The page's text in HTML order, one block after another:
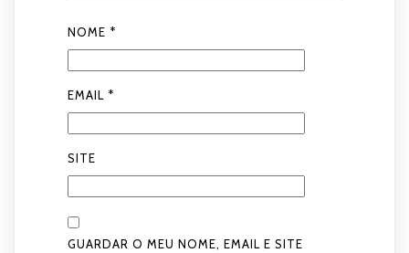
NOME *
EMAIL *
SITE
GUARDAR O MEU NOME, EMAIL E SITE